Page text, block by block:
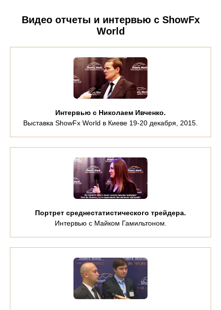
Видео отчеты и интервью с ShowFx
World
Интервью с Николаем Ивченко.
Выставка ShowFx World в Киеве 19-20 декабря, 2015.
Портрет среднестатистического трейдера.
Интервью с Майком Гамильтоном.